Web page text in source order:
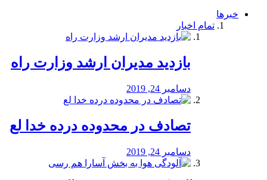
خبرها
تمام اخبار
بازدید مدیران ارشد وزارت راه
دسامبر 24, 2019
تصادف در محدوده درده خدا لع
دسامبر 24, 2019